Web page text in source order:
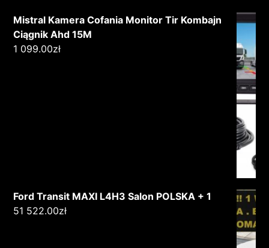
Mistral Kamera Cofania Monitor Tir Kombajn
Ciągnik Ahd 15M
1 099.00zł
Ford Transit MAXI L4H3 Salon POLSKA + 1
51 522.00zł